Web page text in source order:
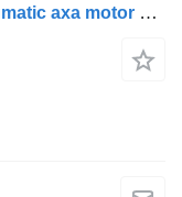
Suspension pneumatique Arc pneumatic axa motor stânga Iveco 8188522 41026285 pour camion